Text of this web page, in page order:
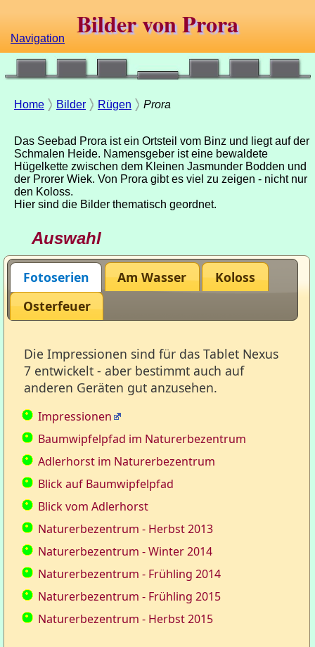
Bilder von Prora
Navigation
Bilder von Prora
Das Seebad Prora ist ein Ortsteil vom Binz und liegt auf der
Schmalen Heide. Namensgeber ist eine bewaldete
Hügelkette zwischen dem Kleinen Jasmunder Bodden und
der Prorer Wiek. Von Prora gibt es viel zu zeigen - nicht nur
den Koloss.
Hier sind die Bilder thematisch geordnet.
Auswahl
Fotoserien Am Wasser
Koloss
Osterfeuer
Die Impressionen sind für das Tablet Nexus
7 entwickelt - aber bestimmt auch auf
anderen Geräten gut anzusehen.
Impressionen
Baumwipfelpfad im Naturerbezentrum
Adlerhorst im Naturerbezentrum
Blick auf Baumwipfelpfad
Blick vom Adlerhorst
Naturerbezentrum - Herbst 2013
Naturerbezentrum - Winter 2014
Naturerbezentrum - Frühling 2014
Naturerbezentrum - Frühling 2015
Naturerbezentrum - Herbst 2015
Home -Bilder -Rügen -
Prora
© Fritzsche, Gert